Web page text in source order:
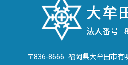
〒836-8666 福岡県大牟田市有